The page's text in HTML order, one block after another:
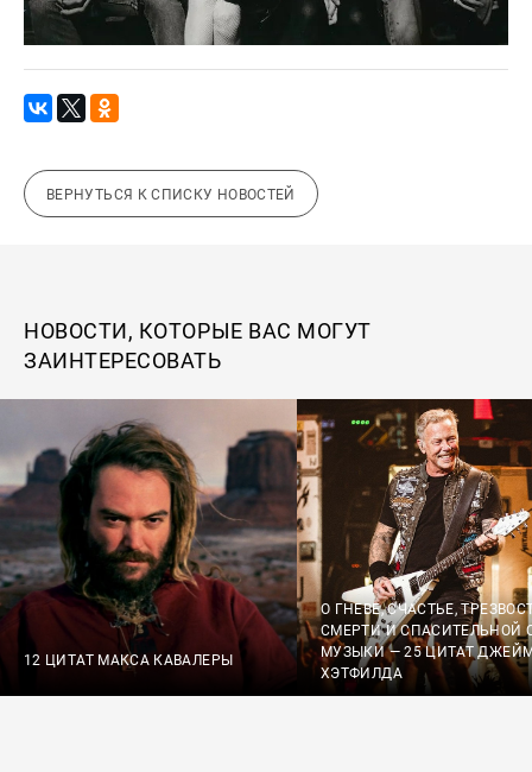
ВЕРНУТЬСЯ К СПИСКУ НОВОСТЕЙ
НОВОСТИ, КОТОРЫЕ ВАС МОГУТ
ЗАИНТЕРЕСОВАТЬ
12 ЦИТАТ МАКСА КАВАЛЕРЫ
О ГНЕВЕ, СЧАСТЬЕ,
СМЕРТИ И СПАСИТЕЛЬНОЙ
МУЗЫКИ — 25 ЦИТАТ
ХЭТФИЛДА